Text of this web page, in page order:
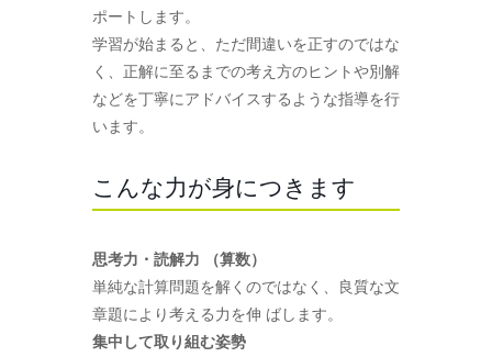
ポートします。
学習が始まると、ただ間違いを正すのではな
く、正解に至るまでの考え方のヒントや別解
などを丁寧にアドバイスするような指導を行
います。
こんな力が身につきます
思考力・読解力 （算数）
単純な計算問題を解くのではなく、良質な文
章題により考える力を伸 ばします。
集中して取り組む姿勢